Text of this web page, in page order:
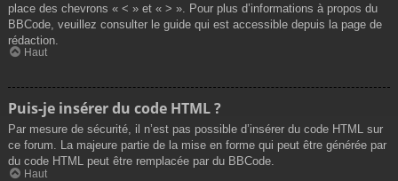
place des chevrons « < » et « > ». Pour plus d’informations à propos du
BBCode, veuillez consulter le guide qui est accessible depuis la page de
rédaction.
Haut
Puis-je insérer du code HTML ?
Par mesure de sécurité, il n’est pas possible d’insérer du code HTML sur
ce forum. La majeure partie de la mise en forme qui peut être générée par
du code HTML peut être remplacée par du BBCode.
Haut